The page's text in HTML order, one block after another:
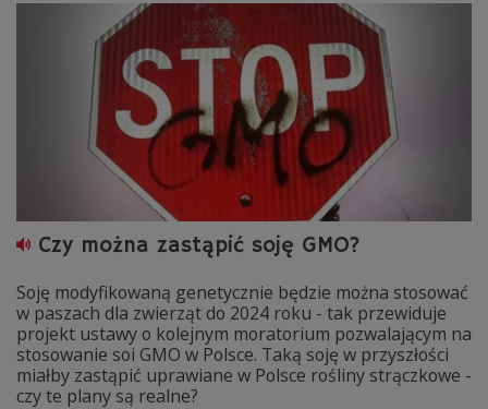
Czy można zastąpić soję GMO?
Soję modyfikowaną genetycznie będzie można stosować
w paszach dla zwierząt do 2024 roku - tak przewiduje
projekt ustawy o kolejnym moratorium pozwalającym na
stosowanie soi GMO w Polsce. Taką soję w przyszłości
miałby zastąpić uprawiane w Polsce rośliny strączkowe -
czy te plany są realne?